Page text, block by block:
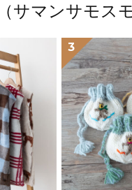
サマンサモ
3